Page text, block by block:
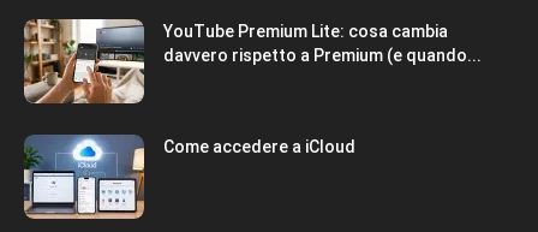
YouTube Premium Lite: cosa cambia
davvero rispetto a Premium (e quando...
Come accedere a iCloud